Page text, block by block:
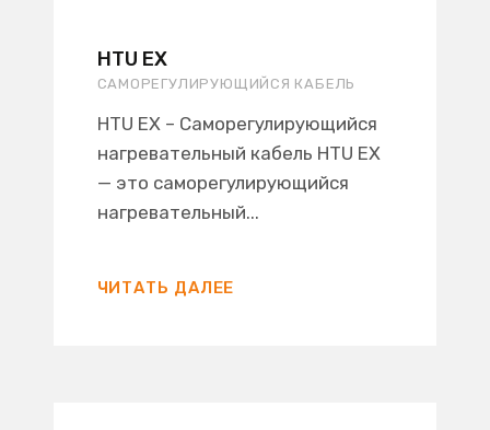
HTU EX
САМОРЕГУЛИРУЮЩИЙСЯ КАБЕЛЬ
HTU EX – Саморегулирующийся
нагревательный кабель HTU EX
— это саморегулирующийся
нагревательный...
ЧИТАТЬ ДАЛЕЕ